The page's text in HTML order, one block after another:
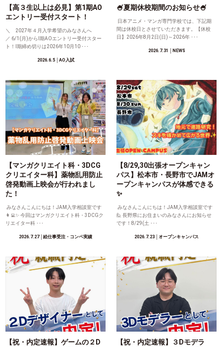
【高３生以上は必見】第1期AO
エントリー受付スタート！
＼ 2027年４月入学希望のみなさんへ
／ 6/1(月)からⅠ期AOエントリー受付スター
ト！Ⅰ期締め切りは2026年10月10 ･･･
2026.6.5│AO入試
🍧夏期休校期間のお知らせ🍧
日本アニメ・マンガ専門学校では、下記期
間は休校日とさせていただきます。【休校
日】2026年8月2日(日)～2026年 ･･･
2026.7.31 │NEWS
【マンガクリエイト科・3DCG
クリエイター科】薬物乱用防止
啓発動画上映会が行われまし
た！
みなさんこんにちは！JAM入学相談室です
👩‍💻✨ 今回はマンガクリエイト科・3DCGク
リエイター科 ･･･
2026.7.27│絵仕事受注・コンペ実績
【8/29,30出張オープンキャン
パス】松本市・長野市でJAMオ
ープンキャンパスが体感できる
✨
みなさんこんにちは！JAM入学相談室です
🙋 長野県にお住まいのみなさんにお知らせ
です！8/29(土 ･･･
2026.7.23 │オープンキャンパス
【祝・内定速報】ゲームの２D
【祝・内定速報】３Dモデラ